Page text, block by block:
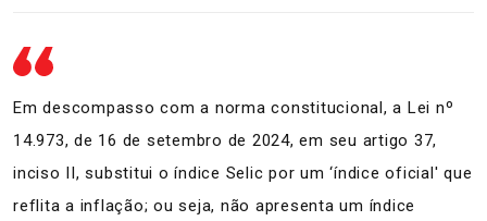
Em descompasso com a norma constitucional, a Lei nº
14.973, de 16 de setembro de 2024, em seu artigo 37,
inciso II, substitui o índice Selic por um ‘índice oficial' que
reflita a inflação; ou seja, não apresenta um índice